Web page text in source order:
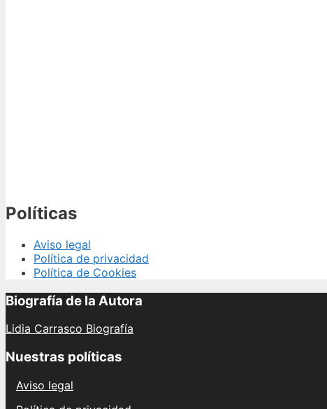
Políticas
Aviso legal
Política de privacidad
Política de Cookies
Biografía de la Autora
Lidia Carrasco Biografía
Nuestras políticas
Aviso legal